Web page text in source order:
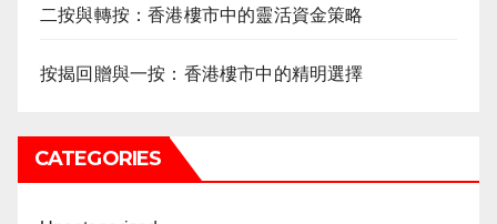
二按與轉按：香港樓市中的靈活資金策略
按揭回贈與一按：香港樓市中的精明選擇
CATEGORIES